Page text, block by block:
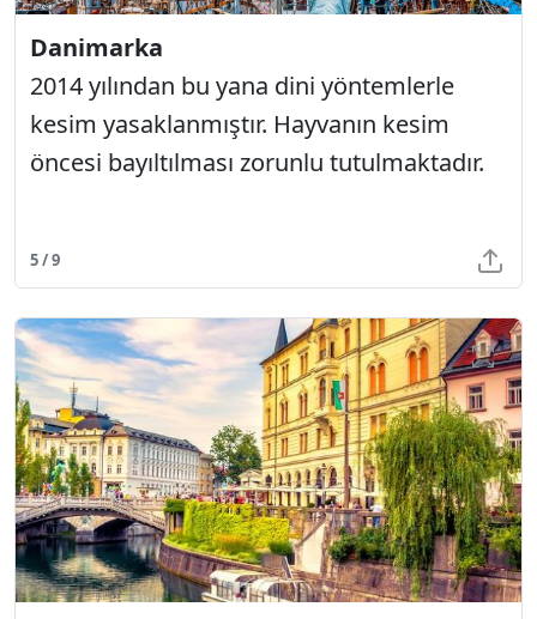
Danimarka
2014 yılından bu yana dini yöntemlerle
kesim yasaklanmıştır. Hayvanın kesim
öncesi bayıltılması zorunlu tutulmaktadır.
5 / 9